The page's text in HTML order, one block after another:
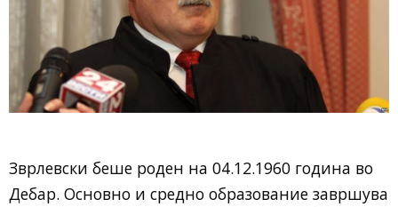
Зврлевски беше роден на 04.12.1960 година во
Дебар. Основно и средно образование завршува